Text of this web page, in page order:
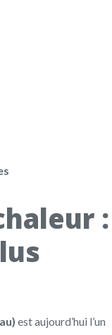
:
est aujourd’hui l’un